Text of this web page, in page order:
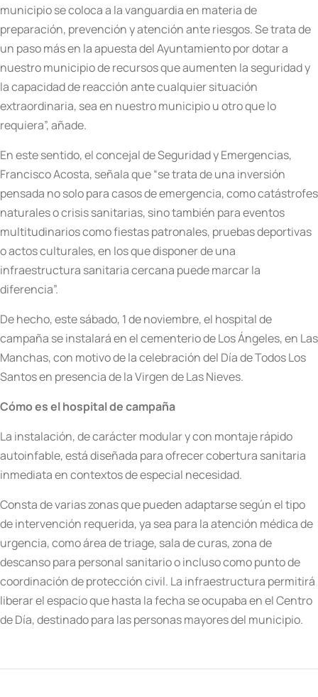
municipio se coloca a la vanguardia en materia de
preparación, prevención y atención ante riesgos. Se trata de
un paso más en la apuesta del Ayuntamiento por dotar a
nuestro municipio de recursos que aumenten la seguridad y
la capacidad de reacción ante cualquier situación
extraordinaria, sea en nuestro municipio u otro que lo
requiera”, añade.
En este sentido, el concejal de Seguridad y Emergencias,
Francisco Acosta, señala que “se trata de una inversión
pensada no solo para casos de emergencia, como catástrofes
naturales o crisis sanitarias, sino también para eventos
multitudinarios como fiestas patronales, pruebas deportivas
o actos culturales, en los que disponer de una
infraestructura sanitaria cercana puede marcar la
diferencia”.
De hecho, este sábado, 1 de noviembre, el hospital de
campaña se instalará en el cementerio de Los Ángeles, en Las
Manchas, con motivo de la celebración del Día de Todos Los
Santos en presencia de la Virgen de Las Nieves.
Cómo es el hospital de campaña
La instalación, de carácter modular y con montaje rápido
autoinfable, está diseñada para ofrecer cobertura sanitaria
inmediata en contextos de especial necesidad.
Consta de varias zonas que pueden adaptarse según el tipo
de intervención requerida, ya sea para la atención médica de
urgencia, como área de triage, sala de curas, zona de
descanso para personal sanitario o incluso como punto de
coordinación de protección civil. La infraestructura permitirá
liberar el espacio que hasta la fecha se ocupaba en el Centro
de Día, destinado para las personas mayores del municipio.